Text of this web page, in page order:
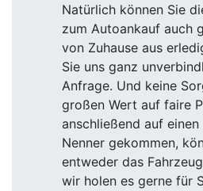
Natürlich können Sie
zum Autoankauf auch
von Zuhause aus
Sie uns ganz
Anfrage. Und keine
großen Wert auf faire
anschließend auf einen
Nenner gekommen,
entweder das
wir holen es gerne für